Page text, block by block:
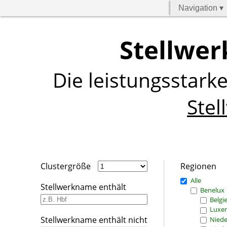
Navigation ▾
Die
Clustergröße
Stellwerkname enthält
Stellwerkname enthält nicht
Regionen
Alle
Benelux